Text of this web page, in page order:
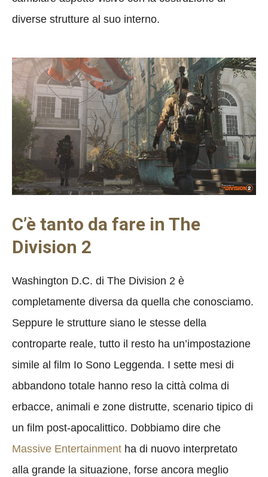
diverse strutture al suo interno.
C’è tanto da fare in The
Division 2
Washington D.C. di The Division 2 è
completamente diversa da quella che conosciamo.
Seppure le strutture siano le stesse della
controparte reale, tutto il resto ha un’impostazione
simile al film Io Sono Leggenda. I sette mesi di
abbandono totale hanno reso la città colma di
erbacce, animali e zone distrutte, scenario tipico di
un film post-apocalittico. Dobbiamo dire che
Massive Entertainment ha di nuovo interpretato
alla grande la situazione, forse ancora meglio